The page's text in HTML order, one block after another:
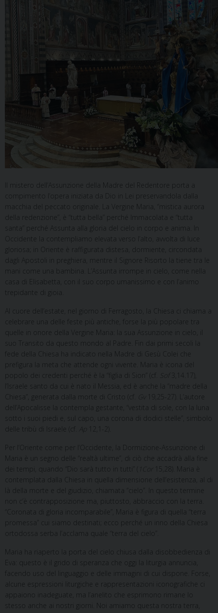
Il mistero dell’Assunzione della Madre del Redentore porta a
compimento l’opera iniziata da Dio in Lei preservandola dalla
macchia del peccato originale. La Vergine Maria, “mistica aurora
della redenzione”, è “tutta bella” perché Immacolata e “tutta
santa” perché Assunta alla gloria del cielo in corpo e anima. In
Occidente la contempliamo elevata verso l’alto, avvolta di luce
gloriosa; in Oriente è raffigurata distesa, dormiente, circondata
dagli Apostoli in preghiera, mentre il Signore Risorto la tiene tra le
mani come una bambina. L’Assunta irrompe in cielo, come nella
casa di Elisabetta, con il suo corpo umanissimo e con l’animo
trepidante di gioia.
Al cuore dell’estate, nel giorno di Ferragosto, la Chiesa ci chiama a
celebrare una delle feste più antiche, forse la più popolare tra
quelle in onore della Vergine Maria: la sua Assunzione in cielo, il
suo Transito da questo mondo al Padre. Fin dai primi secoli la
fede della Chiesa ha indicato nella Madre di Gesù Colei che
prefigura la meta che attende ogni vivente. Maria è icona del
popolo dei credenti perché è la “figlia di Sion” (cf.
3,14.17),
l’Israele santo da cui è nato il Messia, ed è anche la “madre della
Chiesa”, generata dalla morte di Cristo (cf.
Gv
19,25-27). L’autore
dell’Apocalisse la contempla gestante, “vestita di sole, con la luna
sotto i suoi piedi e, sul capo, una corona di dodici stelle”, simbolo
delle tribù di Israele (cf.
12,1-2).
Per l’Oriente come per l’Occidente, la Dormizione-Assunzione di
Maria è un segno delle “realtà ultime”, di ciò che accadrà alla fine
dei tempi, quando “Dio sarà tutto in tutti” (
1Cor
15,28). Maria è
contemplata dalla Chiesa in quella dimensione dell’esistenza, al di
là della morte e del giudizio, chiamata “cielo”. In questo termine
non c’è contrapposizione ma, piuttosto, abbraccio con la terra.
“Coronata di gloria incomparabile”, Maria è figura di quella “terra
promessa” cui siamo destinati; ecco perché un inno della Chiesa
ortodossa serba l’acclama quale “terra del cielo”.
Maria ha riaperto la porta del cielo chiusa dalla disobbedienza di
Eva: questo è il grido di speranza che oggi la liturgia annuncia,
facendo uso del linguaggio e delle immagini di cui dispone. Forse,
alcune espressioni liturgiche e rappresentazioni iconografiche ci
appaiono inadeguate, ma l’anelito che esprimono rimane lo
stesso anche ai nostri giorni. Noi amiamo questa nostra terra,